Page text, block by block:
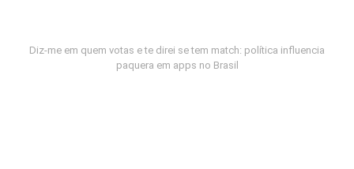
Diz-me em quem votas e te direi se tem match: política influencia
paquera em apps no Brasil